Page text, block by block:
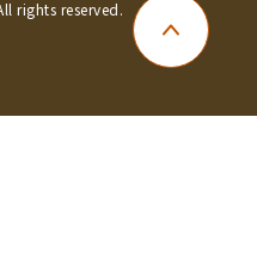
ページ上
rights reserved.